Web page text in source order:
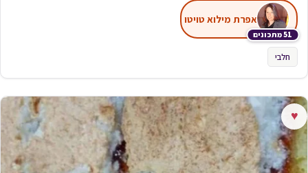
51 מתכונים
אפרת מילוא טויטו
חלבי
♥